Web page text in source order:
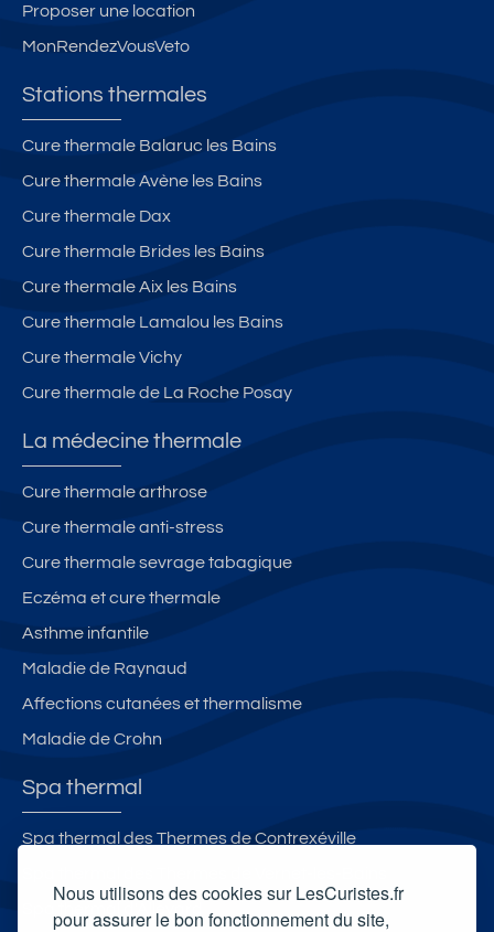
Nous utilisons des cookies sur LesCuristes.fr
pour assurer le bon fonctionnement du site,
Proposer une location
MonRendezVousVeto
Stations thermales
Cure thermale Balaruc les Bains
Cure thermale Avène les Bains
Cure thermale Dax
Cure thermale Brides les Bains
Cure thermale Aix les Bains
Cure thermale Lamalou les Bains
Cure thermale Vichy
Cure thermale de La Roche Posay
La médecine thermale
Cure thermale arthrose
Cure thermale anti-stress
Cure thermale sevrage tabagique
Eczéma et cure thermale
Asthme infantile
Maladie de Raynaud
Affections cutanées et thermalisme
Maladie de Crohn
Spa thermal
Spa thermal des Thermes de Contrexéville